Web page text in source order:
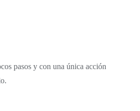
pasos y con una única acción